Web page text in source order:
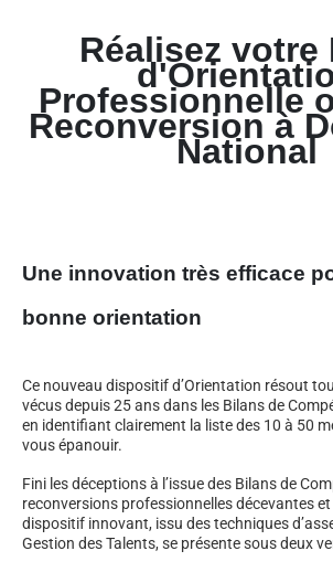
Réalisez votre
Professionnelle
Reconversion à
National
Une innovation très efficace
bonne orientation
Ce nouveau dispositif d’Orientation résout
vécus depuis 25 ans dans les Bilans de
en identifiant clairement la liste des 10 à 50
vous épanouir.
Fini les déceptions à l’issue des Bilans de
reconversions professionnelles décevantes
dispositif innovant, issu des techniques
Gestion des Talents, se présente sous deux